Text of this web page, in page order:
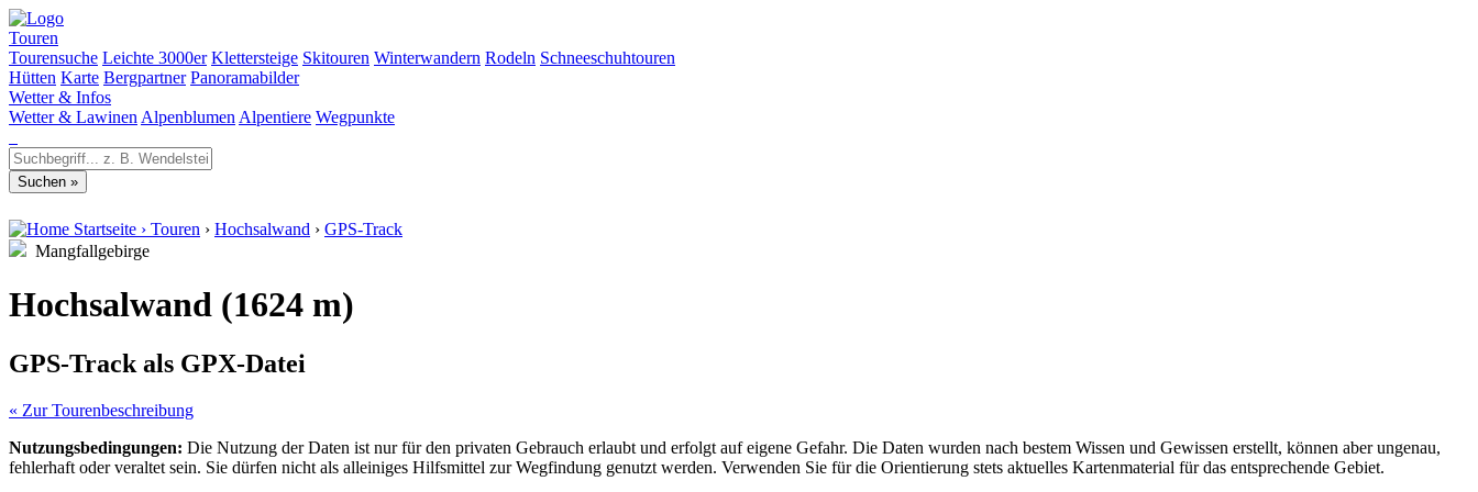
Touren
Tourensuche Leichte 3000er Klettersteige Skitouren Winterwandern Rodeln Schneeschuhtouren
Hütten Karte Bergpartner Panoramabilder
Wetter & Infos
Wetter & Lawinen Alpenblumen Alpentiere Wegpunkte
Startseite › Touren › Hochsalwand › GPS-Track
Mangfallgebirge
Hochsalwand (1624 m)
GPS-Track als GPX-Datei
« Zur Tourenbeschreibung
Nutzungsbedingungen: Die Nutzung der Daten ist nur für den privaten Gebrauch erlaubt und erfolgt auf eigene Gefahr. Die Daten wurden nach bestem Wissen und Gewissen erstellt, können aber ungenau,
fehlerhaft oder veraltet sein. Sie dürfen nicht als alleiniges Hilfsmittel zur Wegfindung genutzt werden. Verwenden Sie für die Orientierung stets aktuelles Kartenmaterial für das entsprechende Gebiet.